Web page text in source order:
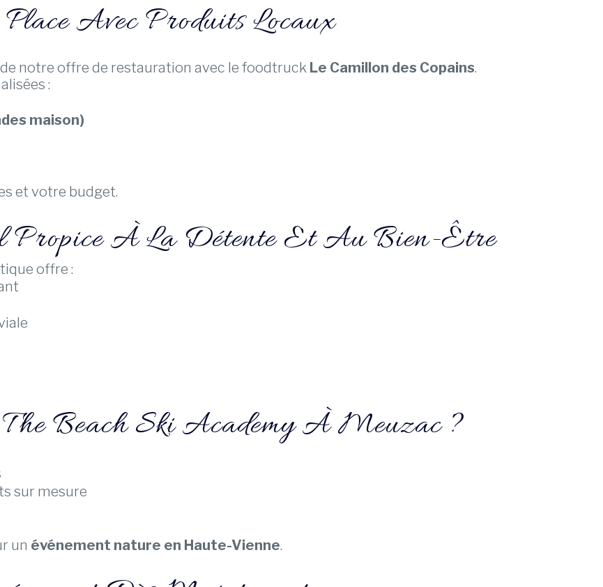
Avec Produits Locaux
notre offre de restauration avec le foodtruck Le Camillon des Copains.
:
maison)
et votre budget.
Propice À La Détente Et Au Bien-Être
offre :
Beach Ski Academy À Meuzac ?
sur mesure
un événement nature en Haute-Vienne.